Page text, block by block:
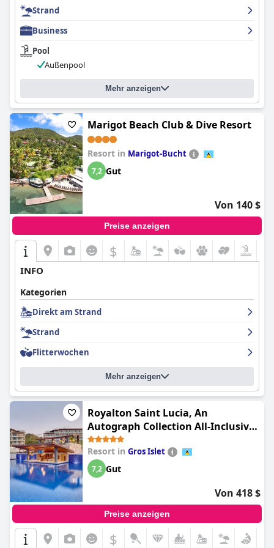
Strand
Business
Pool
Außenpool
Mehr anzeigen
Marigot Beach Club & Dive Resort
Resort in Marigot-Bucht
7,2 Gut
Von 140 $
Preise anzeigen
$
INFO
Kategorien
Direkt am Strand
Strand
Flitterwochen
Mehr anzeigen
Royalton Saint Lucia, An
Autograph Collection All-Inclusive
Resort
Resort in Gros Islet
7,2 Gut
Von 418 $
Preise anzeigen
$